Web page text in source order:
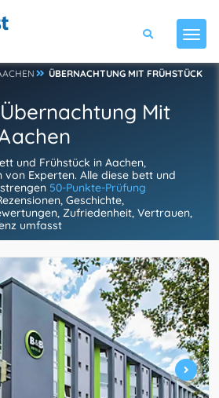
ÜBERNACHTUNG MIT FRÜHSTÜCK
Mit
und Frühstück in Aachen,
von Experten. Alle diese bett und
50-Punkte-Prüfung
Geschichte,
Zufriedenheit, Vertrauen,
umfasst